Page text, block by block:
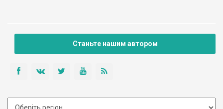
Станьте нашим автором